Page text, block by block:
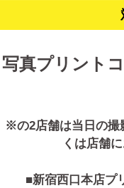
写真プリント
※の2店舗は当日の撮
くは店舗
■新宿西口本店プ